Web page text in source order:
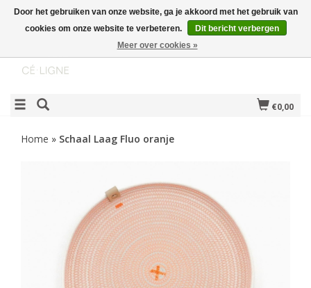
€0,00
Home » Schaal Laag Fluo oranje
Door het gebruiken van onze website, ga je akkoord met het gebruik van
cookies om onze website te verbeteren.
Dit bericht verbergen
Meer over cookies »